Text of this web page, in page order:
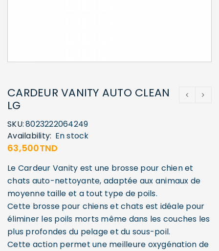
CARDEUR VANITY AUTO CLEAN
LG
SKU:8023222064249
Availability: En stock
63,500TND
Le Cardeur Vanity est une brosse pour chien et
chats auto-nettoyante, adaptée aux animaux de
moyenne taille et a tout type de poils.
Cette brosse pour chiens et chats est idéale pour
éliminer les poils morts même dans les couches les
plus profondes du pelage et du sous-poil.
Cette action permet une meilleure oxygénation de